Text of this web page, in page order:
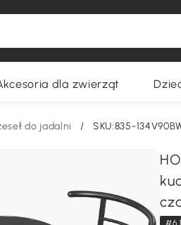
dla zwierząt
do jadalni / SKU:835-
#6